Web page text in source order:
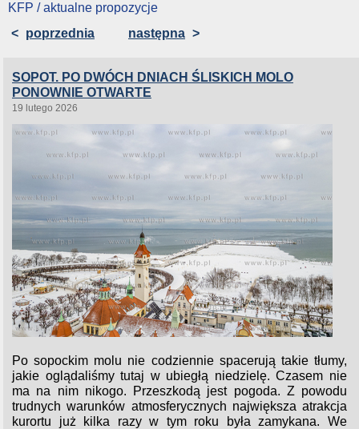
KFP / aktualne propozycje
< poprzednia następna >
SOPOT. PO DWÓCH DNIACH ŚLISKICH MOLO
PONOWNIE OTWARTE
19 lutego 2026
Po sopockim molu nie codziennie spacerują takie tłumy,
jakie oglądaliśmy tutaj w ubiegłą niedzielę. Czasem nie
ma na nim nikogo. Przeszkodą jest pogoda. Z powodu
trudnych warunków atmosferycznych największa atrakcja
kurortu już kilka razy w tym roku była zamykana. We